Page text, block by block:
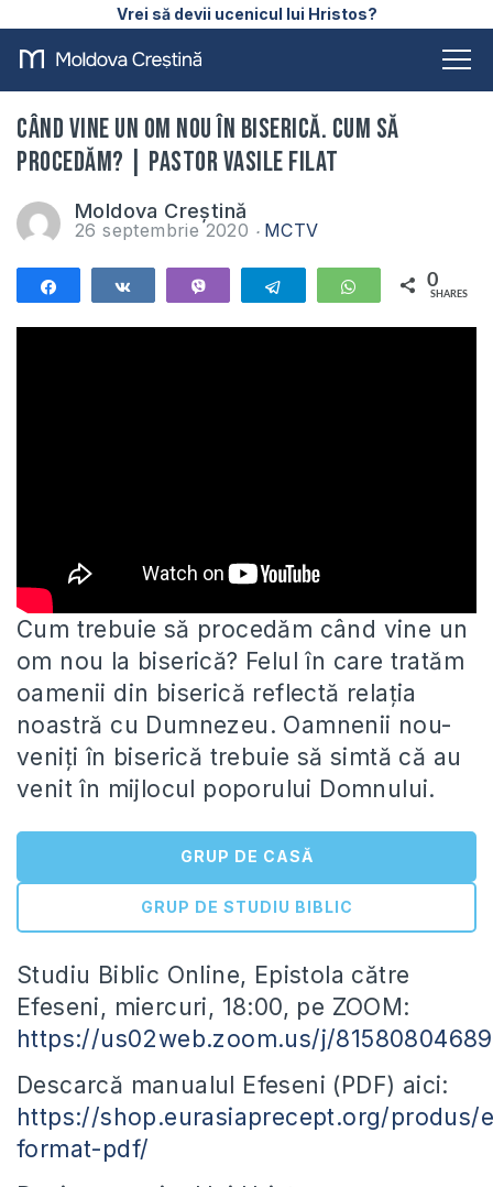
Vrei să devii ucenicul lui Hristos?
Când vine un om nou în biserică. Cum să
procedăm? | Pastor Vasile Filat
Moldova Creștină
26 septembrie 2020 MCTV
Telegram WhatsApp
0
SHARES
Cum trebuie să procedăm când vine un
om nou la biserică? Felul în care tratăm
oamenii din biserică reflectă relația
noastră cu Dumnezeu. Oamnenii nou-
veniți în biserică trebuie să simtă că au
venit în mijlocul poporului Domnului.
GRUP DE CASĂ
GRUP DE STUDIU BIBLIC
Studiu Biblic Online, Epistola către
Efeseni, miercuri, 18:00, pe ZOOM:
https://us02web.zoom.us/j/81580804689
Descarcă manualul Efeseni (PDF) aici:
https://shop.eurasiaprecept.org/produs/
format-pdf/